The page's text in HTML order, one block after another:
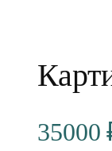
35000